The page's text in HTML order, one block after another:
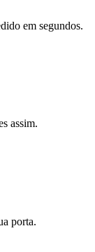
em segundos.
assim.
porta.